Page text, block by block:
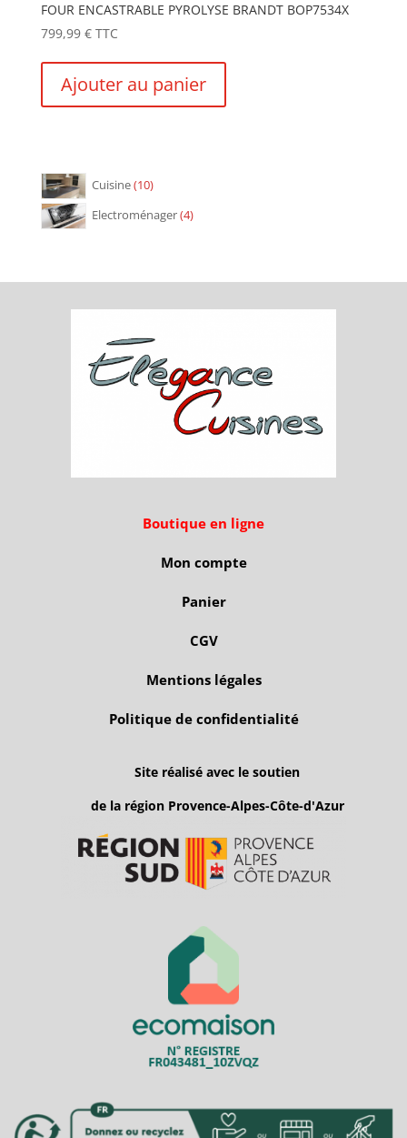
FOUR ENCASTRABLE PYROLYSE BRANDT BOP7534X
799,99 € TTC
Ajouter au panier
Cuisine 1010
Electroménager 44
Boutique en ligne
Mon compte
Panier
CGV
Mentions légales
Politique de confidentialité
Site réalisé avec le soutien
de la région Provence-Alpes-Côte-d'Azur